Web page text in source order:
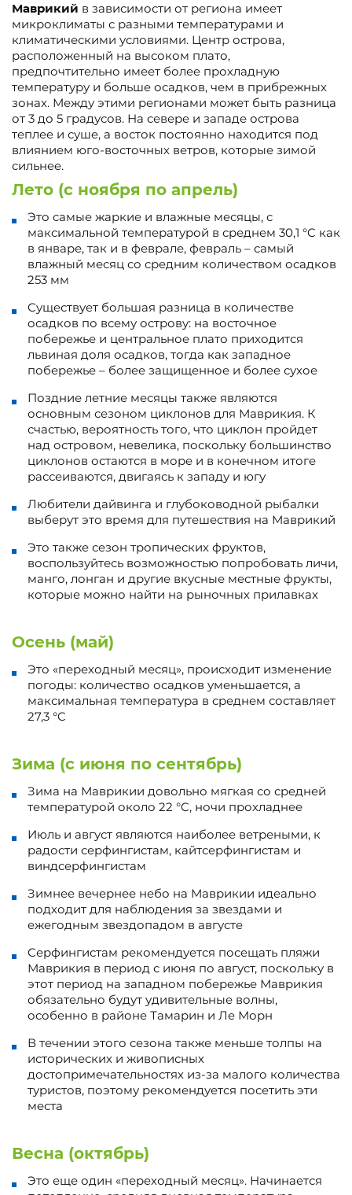
Маврикий в зависимости от региона имеет
микроклиматы с разными температурами и
климатическими условиями. Центр острова,
расположенный на высоком плато,
предпочтительно имеет более прохладную
температуру и больше осадков, чем в прибрежных
зонах. Между этими регионами может быть разница
от 3 до 5 градусов. На севере и западе острова
теплее и суше, а восток постоянно находится под
влиянием юго-восточных ветров, которые зимой
сильнее.
Лето (с ноября по апрель)
Это самые жаркие и влажные месяцы, с
максимальной температурой в среднем 30,1 °C как
в январе, так и в феврале, февраль – самый
влажный месяц со средним количеством осадков
253 мм
Существует большая разница в количестве
осадков по всему острову: на восточное
побережье и центральное плато приходится
львиная доля осадков, тогда как западное
побережье – более защищенное и более сухое
Поздние летние месяцы также являются
основным сезоном циклонов для Маврикия. К
счастью, вероятность того, что циклон пройдет
над островом, невелика, поскольку большинство
циклонов остаются в море и в конечном итоге
рассеиваются, двигаясь к западу и югу
Любители дайвинга и глубоководной рыбалки
выберут это время для путешествия на Маврикий
Это также сезон тропических фруктов,
воспользуйтесь возможностью попробовать личи,
манго, лонган и другие вкусные местные фрукты,
которые можно найти на рыночных прилавках
Осень (май)
Это «переходный месяц», происходит изменение
погоды: количество осадков уменьшается, а
максимальная температура в среднем составляет
27,3 °C
Зима (с июня по сентябрь)
Зима на Маврикии довольно мягкая со средней
температурой около 22 °C, ночи прохладнее
Июль и август являются наиболее ветреными, к
радости серфингистам, кайтсерфингистам и
виндсерфингистам
Зимнее вечернее небо на Маврикии идеально
подходит для наблюдения за звездами и
ежегодным звездопадом в августе
Серфингистам рекомендуется посещать пляжи
Маврикия в период с июня по август, поскольку в
этот период на западном побережье Маврикия
обязательно будут удивительные волны,
особенно в районе Тамарин и Ле Морн
В течении этого сезона также меньше толпы на
исторических и живописных
достопримечательностях из-за малого количества
туристов, поэтому рекомендуется посетить эти
места
Весна (октябрь)
Это еще один «переходный месяц». Начинается